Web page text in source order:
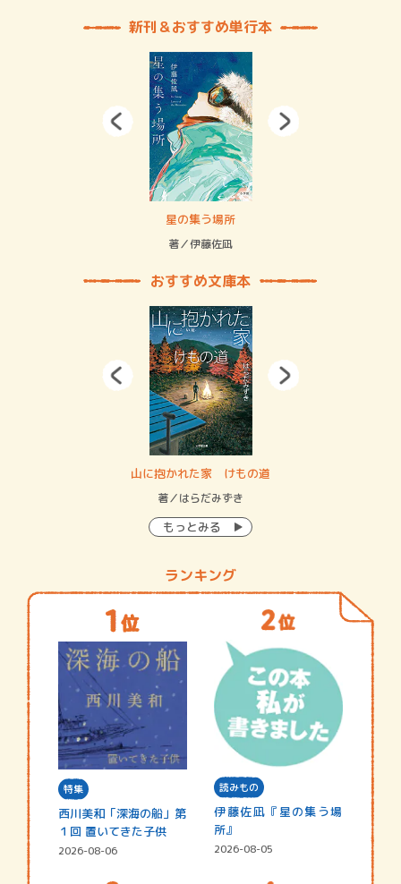
新刊＆おすすめ単行本
星の集う場所
著／伊藤佐凪
おすすめ文庫本
山に抱かれた家 けもの道
著／はらだみずき
もっとみる
ランキング
特集
西川美和「深海の船」第
１回 置いてきた子供
2026-08-06
読みもの
伊藤佐凪『星の集う場
所』
2026-08-05